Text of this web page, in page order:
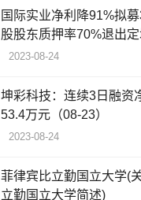
国际实业净利降91%拟募3
股股东质押率70%退出
2023-08-24
坤彩科技：连续3日融资
53.4万元（08-23）
2023-08-24
菲律宾比立勤国立大学(
立勤国立大学简述)